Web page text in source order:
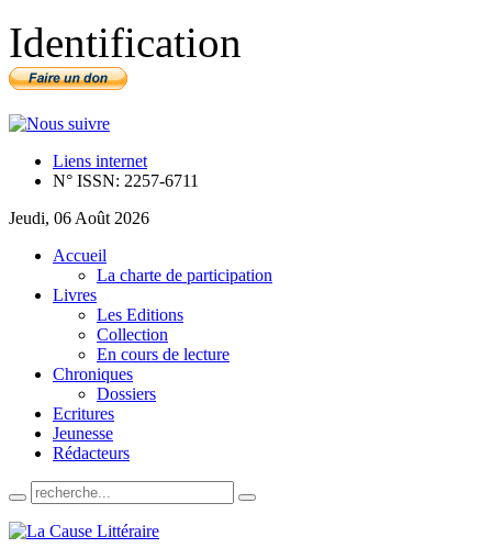
Identification
Liens internet
N° ISSN: 2257-6711
Jeudi, 06 Août 2026
Accueil
La charte de participation
Livres
Les Editions
Collection
En cours de lecture
Chroniques
Dossiers
Ecritures
Jeunesse
Rédacteurs